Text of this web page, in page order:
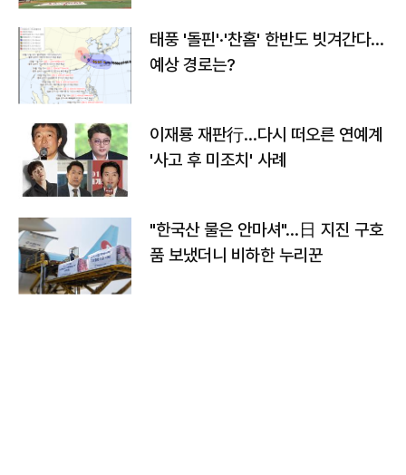
태풍 '돌핀'·'찬홈' 한반도 빗겨간다…
예상 경로는?
이재룡 재판行…다시 떠오른 연예계
'사고 후 미조치' 사례
"한국산 물은 안마셔"…日 지진 구호
품 보냈더니 비하한 누리꾼